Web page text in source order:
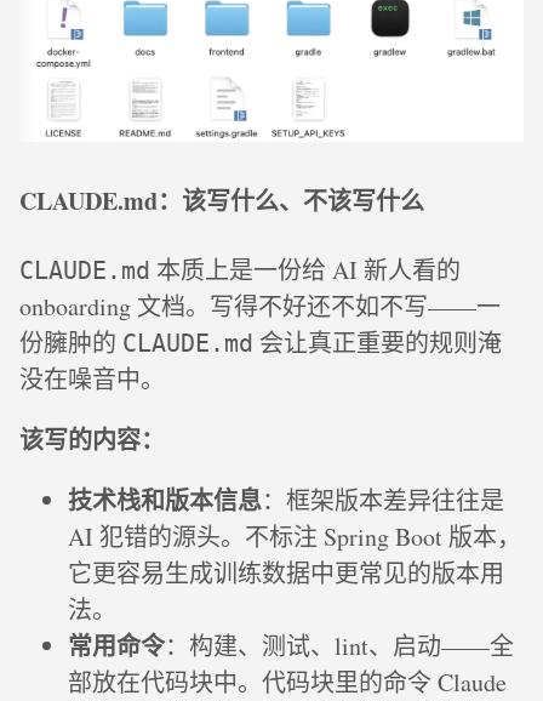
CLAUDE.md：该写什么、不该写什么
CLAUDE.md 本质上是一份给 AI 新人看的
onboarding 文档。写得不好还不如不写——一
份臃肿的 CLAUDE.md 会让真正重要的规则淹
没在噪音中。
该写的内容：
技术栈和版本信息：框架版本差异往往是
AI 犯错的源头。不标注 Spring Boot 版本，
它更容易生成训练数据中更常见的版本用
法。
常用命令：构建、测试、lint、启动——全
部放在代码块中。代码块里的命令 Claude